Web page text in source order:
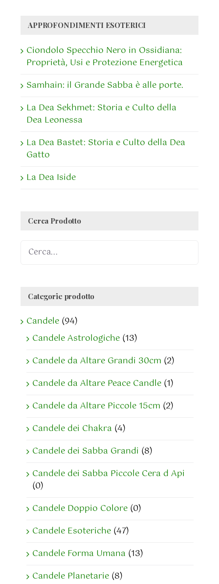
APPROFONDIMENTI ESOTERICI
Ciondolo Specchio Nero in Ossidiana:
Proprietà, Usi e Protezione Energetica
Samhain: il Grande Sabba è alle porte.
La Dea Sekhmet: Storia e Culto della
Dea Leonessa
La Dea Bastet: Storia e Culto della Dea
Gatto
La Dea Iside
Cerca Prodotto
Categorie prodotto
Candele (94)
Candele Astrologiche (13)
Candele da Altare Grandi 30cm (2)
Candele da Altare Peace Candle (1)
Candele da Altare Piccole 15cm (2)
Candele dei Chakra (4)
Candele dei Sabba Grandi (8)
Candele dei Sabba Piccole Cera d Api
(0)
Candele Doppio Colore (0)
Candele Esoteriche (47)
Candele Forma Umana (13)
Candele Planetarie (8)